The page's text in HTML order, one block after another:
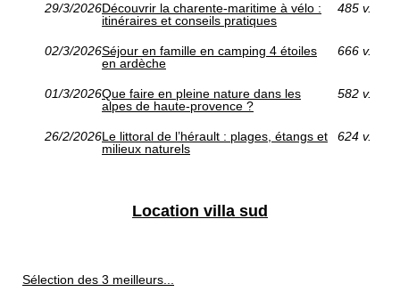
29/3/2026Découvrir la charente-maritime à vélo :
itinéraires et conseils pratiques
485 v.
02/3/2026Séjour en famille en camping 4 étoiles
en ardèche
666 v.
01/3/2026Que faire en pleine nature dans les
alpes de haute-provence ?
582 v.
26/2/2026Le littoral de l’hérault : plages, étangs et
milieux naturels
624 v.
Location villa sud
Sélection des 3 meilleurs...